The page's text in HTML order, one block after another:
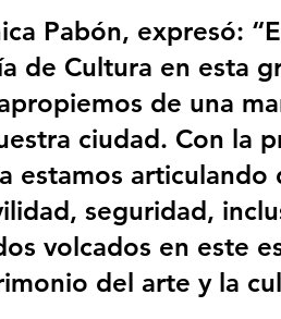
Pabón, expresó:
de Cultura en esta
de una
ciudad. Con la
estamos articulando
seguridad,
volcados en este
del arte y la